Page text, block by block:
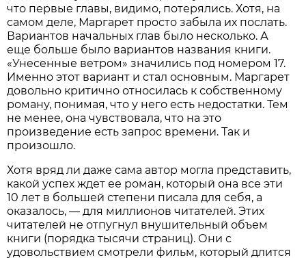
что первые главы, видимо, потерялись. Хотя, на
самом деле, Маргарет просто забыла их послать.
Вариантов начальных глав было несколько. А
еще больше было вариантов названия книги.
«Унесенные ветром» значились под номером 17.
Именно этот вариант и стал основным. Маргарет
довольно критично относилась к собственному
роману, понимая, что у него есть недостатки. Тем
не менее, она чувствовала, что на это
произведение есть запрос времени. Так и
произошло.
Хотя вряд ли даже сама автор могла представить,
какой успех ждет ее роман, который она все эти
10 лет в большей степени писала для себя, а
оказалось, — для миллионов читателей. Этих
читателей не отпугнул внушительный объем
книги (порядка тысячи страниц). Они с
удовольствием смотрели фильм, который длится